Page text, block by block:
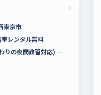
›
東京市
レンタル無料
りの夜間教習対応) …